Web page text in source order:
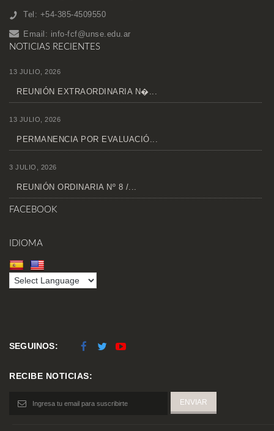
Tel: +54-385-4509550
Email: info-fcf@unse.edu.ar
NOTICIAS RECIENTES
13 JULIO, 2026
REUNIÓN EXTRAORDINARIA N�...
13 JULIO, 2026
PERMANENCIA POR EVALUACIÓ...
3 JULIO, 2026
REUNIÓN ORDINARIA Nº 8 /...
FACEBOOK
IDIOMA
SEGUINOS:
RECIBE NOTICIAS: